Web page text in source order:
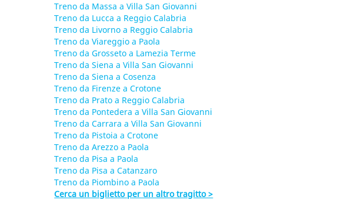
Treno da Massa a Villa San Giovanni
Treno da Lucca a Reggio Calabria
Treno da Livorno a Reggio Calabria
Treno da Viareggio a Paola
Treno da Grosseto a Lamezia Terme
Treno da Siena a Villa San Giovanni
Treno da Siena a Cosenza
Treno da Firenze a Crotone
Treno da Prato a Reggio Calabria
Treno da Pontedera a Villa San Giovanni
Treno da Carrara a Villa San Giovanni
Treno da Pistoia a Crotone
Treno da Arezzo a Paola
Treno da Pisa a Paola
Treno da Pisa a Catanzaro
Treno da Piombino a Paola
Cerca un biglietto per un altro tragitto >